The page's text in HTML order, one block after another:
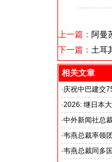
上一篇： 阿曼
下一篇： 土耳
相关文章
·庆祝中巴建交
韦燕总裁同多
·2026: 继日本
国之交在于民
·中外新闻社总
招待会
·韦燕总裁率领
与东帝汶国家
·韦燕总裁同多